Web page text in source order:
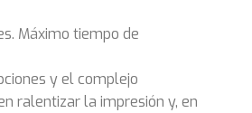
Máximo tiempo de
y el complejo
ralentizar la impresión y, en